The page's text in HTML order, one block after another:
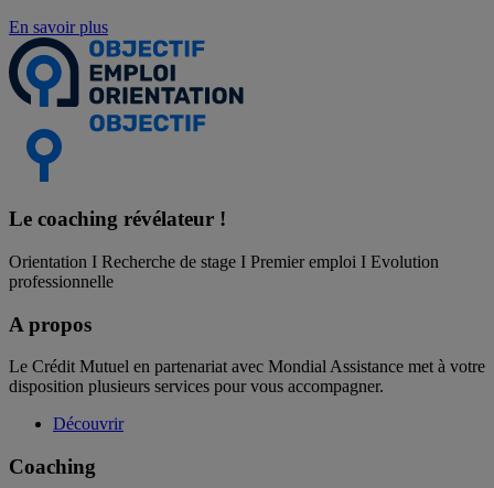
En savoir plus
Le coaching révélateur !
Orientation I Recherche de stage I Premier emploi I Evolution
professionnelle
A propos
Le Crédit Mutuel en partenariat avec Mondial Assistance met à votre
disposition plusieurs services pour vous accompagner.
Découvrir
Coaching